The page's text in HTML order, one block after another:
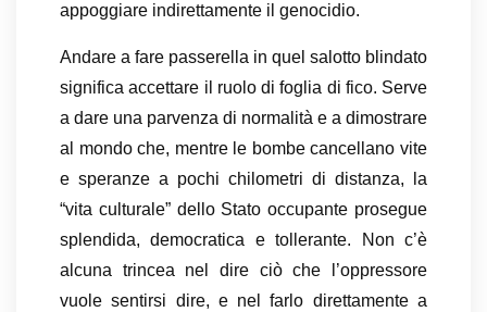
appoggiare indirettamente il genocidio.
Andare a fare passerella in quel salotto blindato
significa accettare il ruolo di foglia di fico. Serve
a dare una parvenza di normalità e a dimostrare
al mondo che, mentre le bombe cancellano vite
e speranze a pochi chilometri di distanza, la
“vita culturale” dello Stato occupante prosegue
splendida, democratica e tollerante. Non c’è
alcuna trincea nel dire ciò che l’oppressore
vuole sentirsi dire, e nel farlo direttamente a